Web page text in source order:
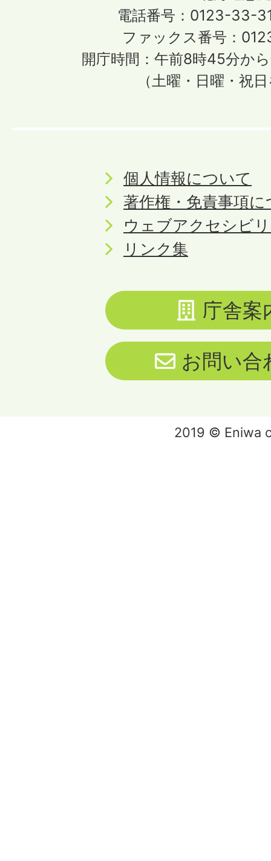
電話番号：0123-33-
ファックス番号：
開庁時間：午前8時45分か
（土曜・日曜・祝
個人情報について
著作権・免責事項
ウェブアクセシビ
リンク集
庁舎案
お問い合
2019 © Eniwa